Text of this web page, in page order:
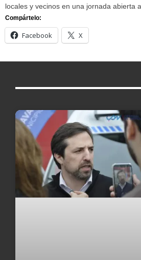
locales y vecinos en una jornada abierta
Compártelo:
Facebook X